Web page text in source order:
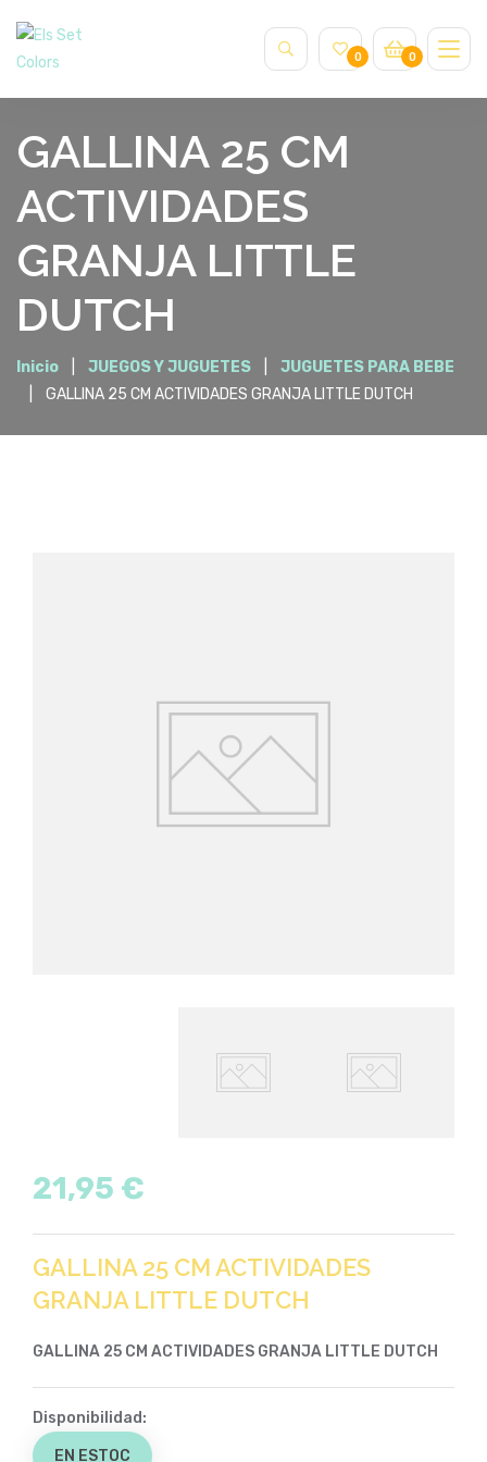
0 0
GALLINA 25 CM
ACTIVIDADES
GRANJA LITTLE
DUTCH
Inicio JUEGOS Y JUGUETES
JUGUETES PARA BEBE
GALLINA 25 CM ACTIVIDADES GRANJA LITTLE DUTCH
21,95 €
GALLINA 25 CM ACTIVIDADES
GRANJA LITTLE DUTCH
GALLINA 25 CM ACTIVIDADES GRANJA LITTLE DUTCH
Disponibilidad:
EN ESTOC